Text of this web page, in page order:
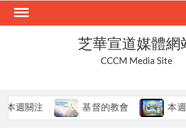
Skip
芝華宣道媒體網
CCCM Media Site
關注 基督的教會 本週關注